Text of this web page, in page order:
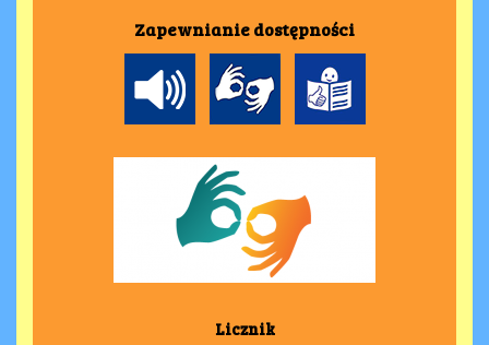
Zapewnianie dostępności
Licznik